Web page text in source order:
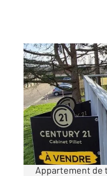
ROANNE 42
56,31 m2, 3
Ref : 6032
Appartement
57
#Exclusivité De
Appartement de